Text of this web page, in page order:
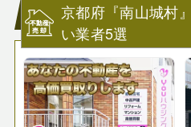
京都府『南山城村
い業者5選